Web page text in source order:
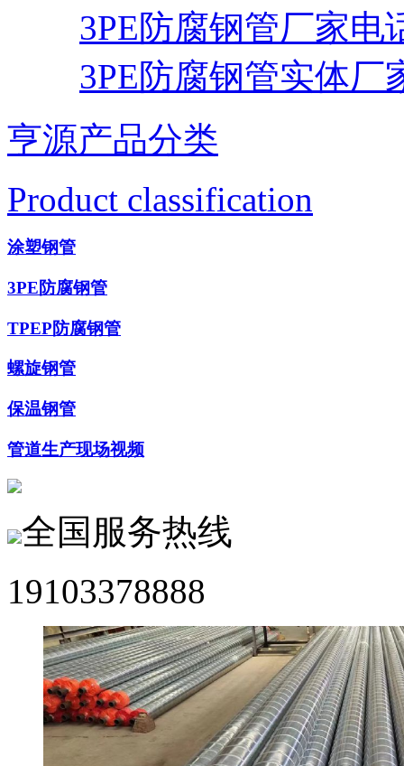
3PE防腐钢管厂家电
3PE防腐钢管实体厂
亨源产品分类
Product classification
涂塑钢管
3PE防腐钢管
TPEP防腐钢管
螺旋钢管
保温钢管
管道生产现场视频
全国服务热线
19103378888